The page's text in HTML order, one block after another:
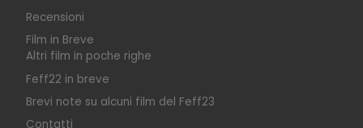
Recensioni
Film in Breve
Altri film in poche righe
Feff22 in breve
Brevi note su alcuni film del Feff23
Contatti